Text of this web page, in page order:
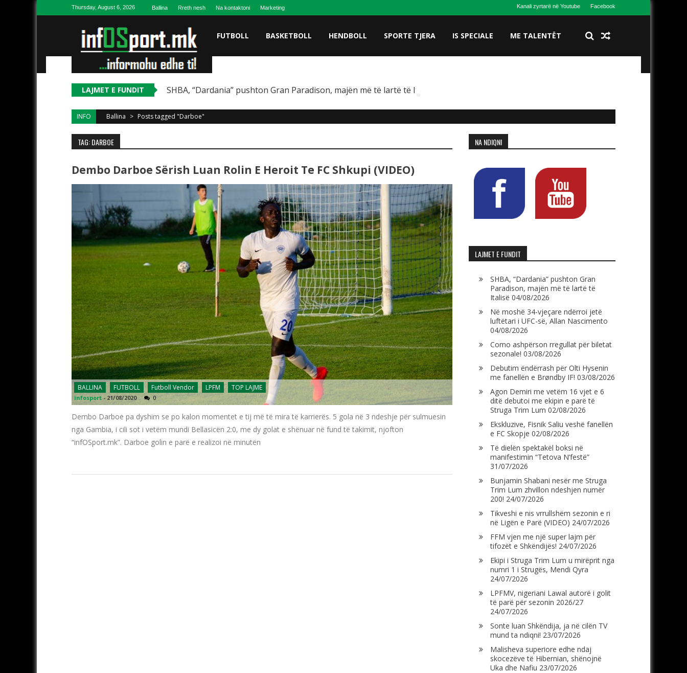
Skip to contentThursday, August 6, 2026 Ballina Rreth nesh Na kontaktoni Marketing Kanali zyrtarë në Youtube Facebook
FUTBOLL BASKETBOLL HENDBOLL SPORTE TJERA IS SPECIALE ME TALENTËT
LAJMET E FUNDIT SHBA, “Dardania” pushton Gran Paradison, majën më të lartë të Italisë
INFO Ballina > Posts tagged "Darboe"
TAG: DARBOE
Dembo Darboe Sërish Luan Rolin E Heroit Te FC Shkupi (VIDEO)
BALLINA FUTBOLL Futboll Vendor LPFM TOP LAJME
infosport - 21/08/2020 0
Dembo Darboe pa dyshim se po kalon momentet e tij më të mira të karrierës. 5 gola në 3 ndeshje për sulmuesin
nga Gambia, i cili sot i vetëm mundi Bellasicën 2:0, me dy golat e shënuar në fund të takimit, njofton
“infOSport.mk”. Darboe golin e parë e realizoi në minutën
NA NDIQNI
LAJMET E FUNDIT
SHBA, “Dardania” pushton Gran
Paradison, majën më të lartë të
Italisë 04/08/2026
Në moshë 34-vjeçare ndërroi jetë
luftëtari i UFC-së, Allan Nascimento
04/08/2026
Como ashpërson rregullat për biletat
sezonale! 03/08/2026
Debutim ëndërrash për Olti Hysenin
me fanellën e Brøndby IF! 03/08/2026
Agon Demiri me vetëm 16 vjet e 6
ditë debutoi me ekipin e parë të
Struga Trim Lum 02/08/2026
Ekskluzive, Fisnik Saliu veshë fanellën
e FC Skopje 02/08/2026
Të dielën spektakël boksi në
manifestimin “Tetova N’festë”
31/07/2026
Bunjamin Shabani nesër me Struga
Trim Lum zhvillon ndeshjen numër
200! 24/07/2026
Tikveshi e nis vrrullshëm sezonin e ri
në Ligën e Parë (VIDEO) 24/07/2026
FFM vjen me një super lajm për
tifozët e Shkëndijës! 24/07/2026
Ekipi i Struga Trim Lum u mirëprit nga
numri 1 i Strugës, Mendi Qyra
24/07/2026
LPFMV, nigeriani Lawal autorë i golit
të parë për sezonin 2026/27
24/07/2026
Sonte luan Shkëndija, ja në cilën TV
mund ta ndiqni! 23/07/2026
Malisheva superiore edhe ndaj
skocezëve të Hibernian, shënojnë
Uka dhe Nafiu 23/07/2026